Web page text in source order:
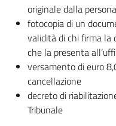
originale dalla
fotocopia di un
validità di chi firma la
che la presenta
versamento di euro
cancellazione
decreto di
Tribunale